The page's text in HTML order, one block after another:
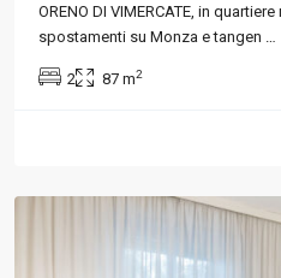
ORENO DI VIMERCATE, in
spostamenti su Monza e tangen
2 87 m2
Milano ,